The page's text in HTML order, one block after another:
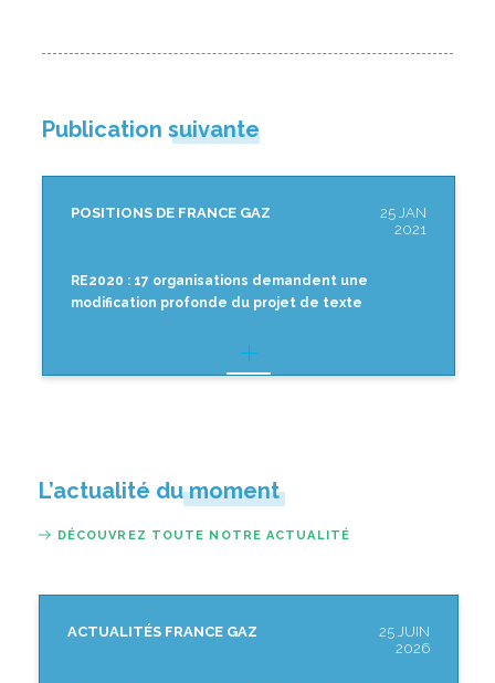
Publication suivante
POSITIONS DE FRANCE GAZ
25 JAN
2021
RE2020 : 17 organisations demandent une
modification profonde du projet de texte
L’actualité du moment
DÉCOUVREZ TOUTE NOTRE ACTUALITÉ
ACTUALITÉS FRANCE GAZ
25 JUIN
2026